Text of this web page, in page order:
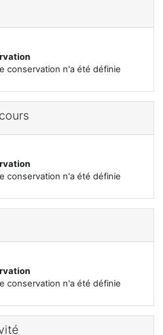
conservation n'a été définie
conservation n'a été définie
conservation n'a été définie